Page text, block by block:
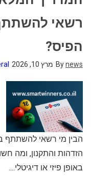
רשאי
הפיס?
Bynews מרץ 10, 2026
הבין מי רשאי להשתתף
הזדהות והתקנון, ומה
באופן פיזי או דיגיטלי....